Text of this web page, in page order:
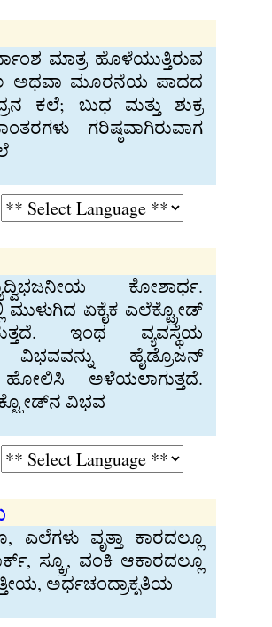
ಮಾತ್ರ ಹೊಳೆಯುತ್ತಿರುವ
ಅಥವಾ ಮೂರನೆಯ ಪಾದದ
ಕಲೆ; ಬುಧ ಮತ್ತು ಶುಕ್ರ
ಗರಿಷ್ಠವಾಗಿರುವಾಗ
ಕೋಶಾರ್ಧ.
ಮುಳುಗಿದ ಏಕೈಕ ಎಲೆಕ್ಟ್ರೋಡ್
ಇಂಥ ವ್ಯವಸ್ಥೆಯ
ವಿಭವವನ್ನು ಹೈಡ್ರೊಜನ್
ಅಳೆಯಲಾಗುತ್ತದೆ.
ವಿಭವ
ವೃತ್ತಾ ಕಾರದಲ್ಲೂ
ಸ್ಕ್ರೂ, ವಂಕಿ ಆಕಾರದಲ್ಲೂ
ಅರ್ಧಚಂದ್ರಾಕೃತಿಯ